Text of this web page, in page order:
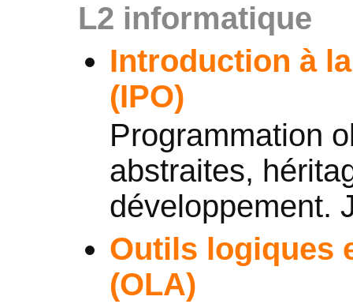
L2 informatique
Introduction à
(IPO)
Programmation
abstraites,
développement.
Outils logiques
(OLA)